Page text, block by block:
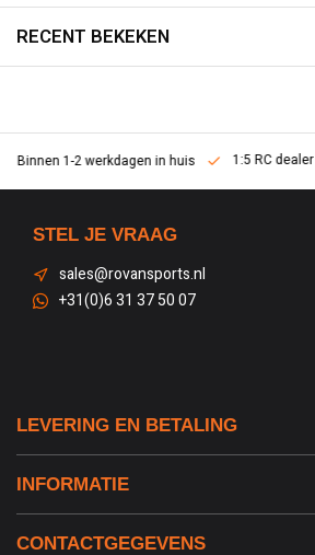
RECENT BEKEKEN
Binnen 1-2 werkdagen in huis 1:5 RC dealer
STEL JE VRAAG
sales@rovansports.nl
+31(0)6 31 37 50 07
LEVERING EN BETALING
INFORMATIE
CONTACTGEGEVENS